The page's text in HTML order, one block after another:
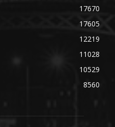
17670
17605
12219
11028
10529
8560